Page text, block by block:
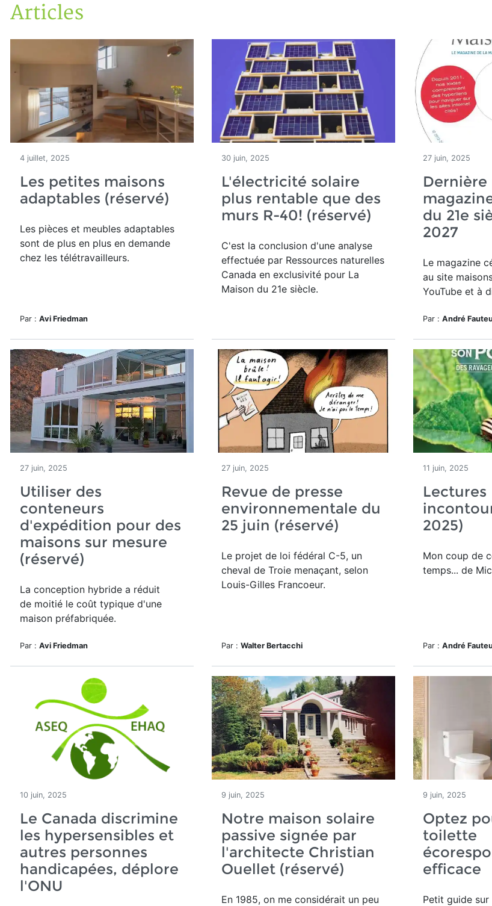
Accueil
Articles
Articles
4 juillet, 2025
Les petites maisons
adaptables (réservé)
Les pièces et meubles adaptables
sont de plus en plus en demande
chez les télétravailleurs.
Par : Avi Friedman
30 juin, 2025
L'électricité solaire
plus rentable que des
murs R-40! (réservé)
C'est la conclusion d'une analyse
effectuée par Ressources naturelles
Canada en exclusivité pour La
Maison du 21e siècle.
27 juin, 2025
du 21e
2027
Le magazine
au site
YouTube et à
Par : André
27 juin, 2025
Utiliser des
conteneurs
d'expédition pour des
maisons sur mesure
(réservé)
La conception hybride a réduit
de moitié le coût typique d'une
maison préfabriquée.
Par : Avi Friedman
27 juin, 2025
Revue de presse
environnementale du
25 juin (réservé)
Le projet de loi fédéral C-5, un
cheval de Troie menaçant, selon
Louis-Gilles Francoeur.
Par : Walter Bertacchi
11 juin, 2025
Lectures
2025)
Mon coup de
temps... de
Par : André
10 juin, 2025
Le Canada discrimine
les hypersensibles et
autres personnes
handicapées, déplore
l'ONU
9 juin, 2025
Notre maison solaire
passive signée par
l'architecte Christian
Ouellet (réservé)
En 1985, on me considérait un peu
9 juin, 2025
Optez
toilette
efficace
Petit guide sur